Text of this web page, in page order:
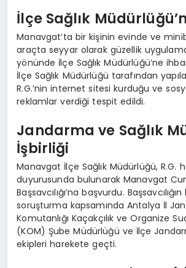
YAŞAM
DÜNYA
SAĞLIK
EĞITIM
İlçe Sağlık
Manavgat’ta bir kişinin evinde ve
araçta seyyar olarak güzellik
yönünde İlçe Sağlık Müdürlüğü’ne
İlçe Sağlık Müdürlüğü tarafından
R.G.’nin internet sitesi kurduğu ve
reklamlar verdiği tespit edildi.
Jandarma ve Sağlık
İşbirliği
Manavgat İlçe Sağlık Müdürlüğü, R.G.
duyurusunda bulunarak Manavgat
Başsavcılığı’na başvurdu.
soruşturma kapsamında Antalya İl
Komutanlığı Kaçakçılık ve Organize
(KOM) Şube Müdürlüğü ve İlçe
ekipleri harekete geçti.